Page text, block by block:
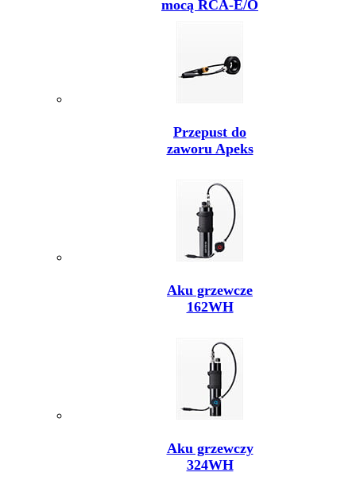
mocą RCA-E/O
Przepust do
zaworu Apeks
Aku grzewcze
162WH
Aku grzewczy
324WH